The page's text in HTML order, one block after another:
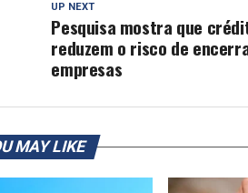
UP NEXT
Pesquisa mostra que
reduzem o risco de
empresas
MAY LIKE